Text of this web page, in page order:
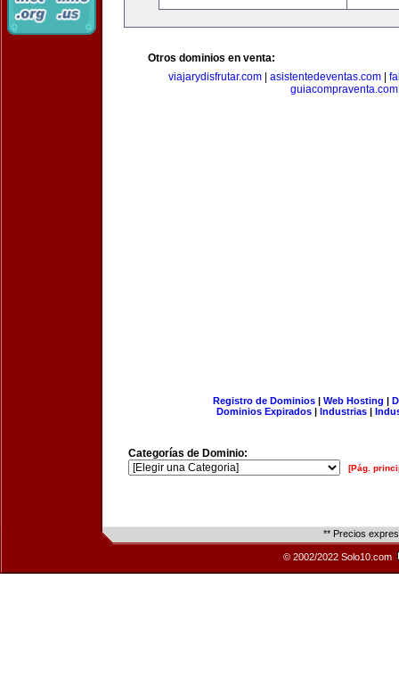
Otros dominios en venta:
viajarydisfrutar.com| asistentedeventas.com|
guiacompraventa.com
Registro de Dominios| Web Hosting |
Dominios Expirados | Industrias |
Categorías de Dominio:
[Pág.
** Precios
© 2002/2022 Solo10.com